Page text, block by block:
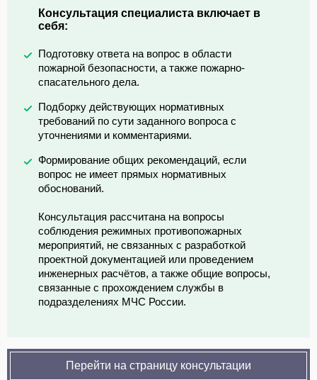
Консультация специалиста включает в
себя:
Подготовку ответа на вопрос в области
пожарной безопасности, а также пожарно-
спасательного дела.
Подборку действующих нормативных
требований по сути заданного вопроса с
уточнениями и комментариями.
Формирование общих рекомендаций, если
вопрос не имеет прямых нормативных
обоснований.
Консультация рассчитана на вопросы
соблюдения режимных противопожарных
мероприятий, не связанных с разработкой
проектной документацией или проведением
инженерных расчётов, а также общие вопросы,
связанные с прохождением службы в
подразделениях МЧС России.
Перейти на страницу консультации